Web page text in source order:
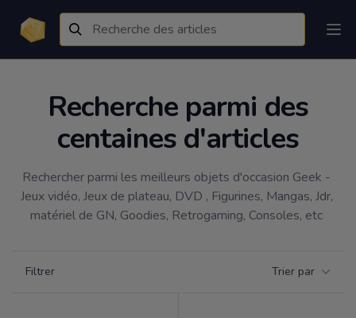
Recherche parmi des
centaines d'articles
Rechercher parmi les meilleurs objets d'occasion Geek -
Jeux vidéo, Jeux de plateau, DVD , Figurines, Mangas, Jdr,
matériel de GN, Goodies, Retrogaming, Consoles, etc
Filtrer Trier par